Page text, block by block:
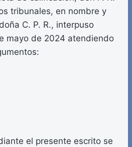
tribunales, en nombre y
C. P. R., interpuso
mayo de 2024 atendiendo
el presente escrito se